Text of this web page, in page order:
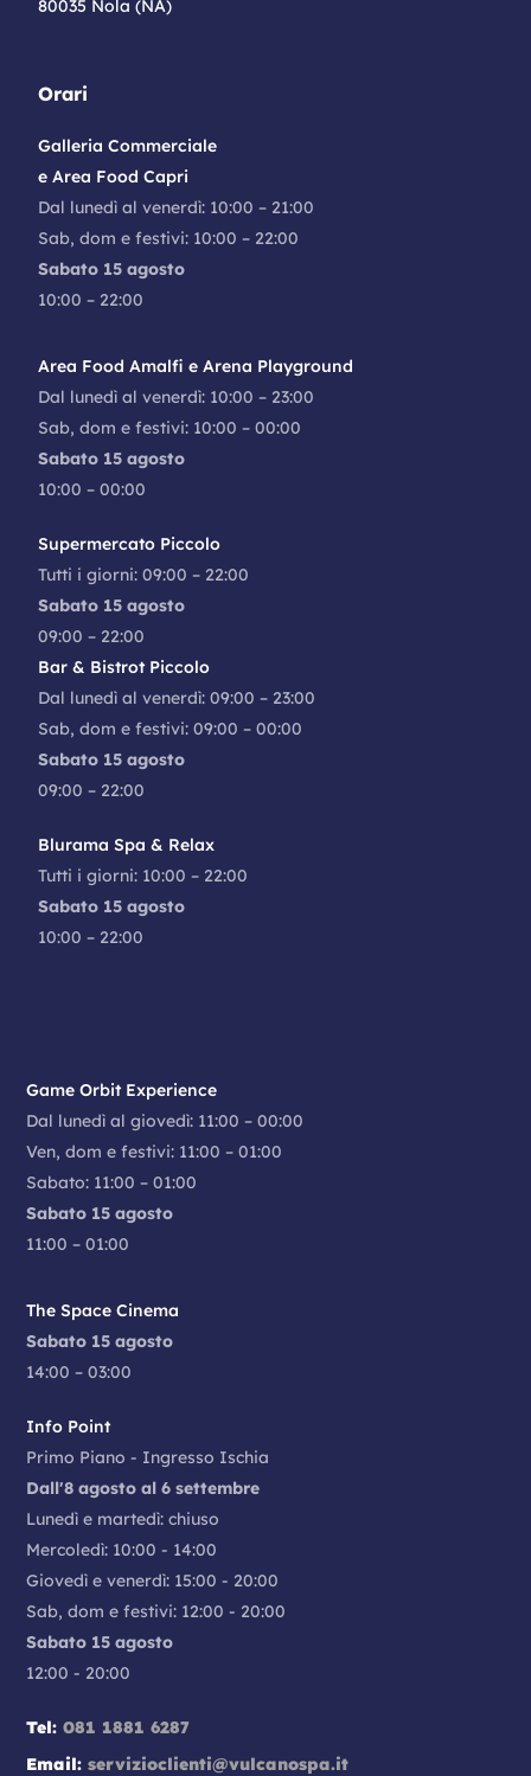
80035 Nola (NA)
Orari
Galleria Commerciale
e Area Food Capri
Dal lunedì al venerdì: 10:00 – 21:00
Sab, dom e festivi: 10:00 – 22:00
Sabato 15 agosto
10:00 – 22:00
Area Food Amalfi e Arena Playground
Dal lunedì al venerdì: 10:00 – 23:00
Sab, dom e festivi: 10:00 – 00:00
Sabato 15 agosto
10:00 – 00:00
Supermercato Piccolo
Tutti i giorni: 09:00 – 22:00
Sabato 15 agosto
09:00 – 22:00
Bar & Bistrot Piccolo
Dal lunedì al venerdì: 09:00 – 23:00
Sab, dom e festivi: 09:00 – 00:00
Sabato 15 agosto
09:00 – 22:00
Blurama Spa & Relax
Tutti i giorni: 10:00 – 22:00
Sabato 15 agosto
10:00 – 22:00
Game Orbit Experience
Dal lunedì al giovedì: 11:00 – 00:00
Ven, dom e festivi: 11:00 – 01:00
Sabato: 11:00 – 01:00
Sabato 15 agosto
11:00 – 01:00
The Space Cinema
Sabato 15 agosto
14:00 – 03:00
Info Point
Primo Piano - Ingresso Ischia
Dall'8 agosto al 6 settembre
Lunedì e martedì: chiuso
Mercoledì: 10:00 - 14:00
Giovedì e venerdì: 15:00 - 20:00
Sab, dom e festivi: 12:00 - 20:00
Sabato 15 agosto
12:00 - 20:00
Tel: 081 1881 6287
Email: servizioclienti@vulcanospa.it